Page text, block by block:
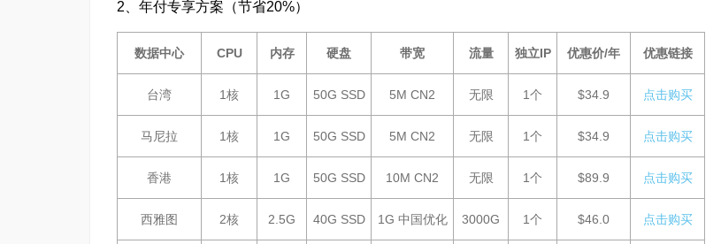
2、年付专享方案（节省20%）
数据中心 CPU 内存 硬盘 带宽 流量 独立IP 优惠价/年 优惠链接
台湾 1核 1G 50G SSD 5M CN2 无限 1个 $34.9 点击购买
马尼拉 1核 1G 50G SSD 5M CN2 无限 1个 $34.9 点击购买
香港 1核 1G 50G SSD 10M CN2 无限 1个 $89.9 点击购买
西雅图 2核 2.5G 40G SSD 1G 中国优化 3000G 1个 $46.0 点击购买